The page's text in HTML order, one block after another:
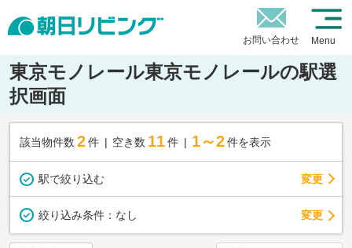
お問い合わせ Menu
東京モノレール東京モノレールの駅選
択画面
該当物件数 2件 空き数 11 件 1～2 件を表示
駅で絞り込む 変更
絞り込み条件： なし 変更